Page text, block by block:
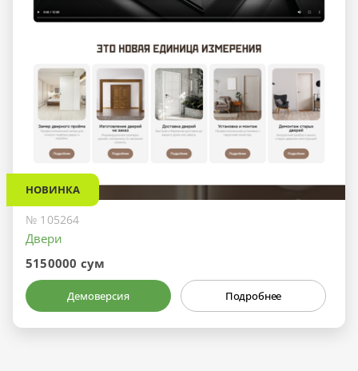
НОВИНКА
№ 105264
Двери
5150000 сум
Демоверсия Подробнее